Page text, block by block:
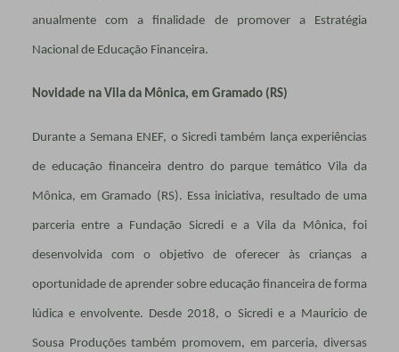
anualmente com a finalidade de promover a Estratégia
Nacional de Educação Financeira.
Novidade na Vila da Mônica, em Gramado (RS)
Durante a Semana ENEF, o Sicredi também lança experiências
de educação financeira dentro do parque temático Vila da
Mônica, em Gramado (RS). Essa iniciativa, resultado de uma
parceria entre a Fundação Sicredi e a Vila da Mônica, foi
desenvolvida com o objetivo de oferecer às crianças a
oportunidade de aprender sobre educação financeira de forma
lúdica e envolvente. Desde 2018, o Sicredi e a Mauricio de
Sousa Produções também promovem, em parceria, diversas